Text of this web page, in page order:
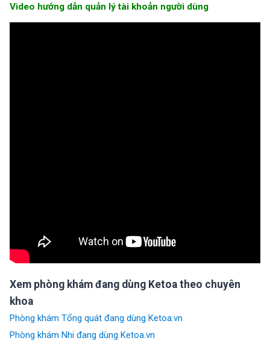
Video hướng dẫn quản lý tài khoản người dùng
Xem phòng khám đang dùng Ketoa theo chuyên
khoa
Phòng khám Tổng quát đang dùng Ketoa.vn
Phòng khám Nhi đang dùng Ketoa.vn